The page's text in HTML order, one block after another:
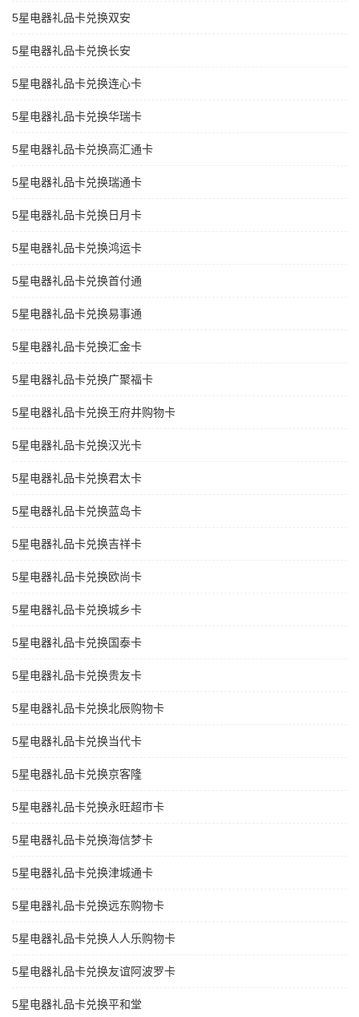
5星电器礼品卡兑换双安
5星电器礼品卡兑换长安
5星电器礼品卡兑换连心卡
5星电器礼品卡兑换华瑞卡
5星电器礼品卡兑换高汇通卡
5星电器礼品卡兑换瑞通卡
5星电器礼品卡兑换日月卡
5星电器礼品卡兑换鸿运卡
5星电器礼品卡兑换首付通
5星电器礼品卡兑换易事通
5星电器礼品卡兑换汇金卡
5星电器礼品卡兑换广聚福卡
5星电器礼品卡兑换王府井购物卡
5星电器礼品卡兑换汉光卡
5星电器礼品卡兑换君太卡
5星电器礼品卡兑换蓝岛卡
5星电器礼品卡兑换吉祥卡
5星电器礼品卡兑换欧尚卡
5星电器礼品卡兑换城乡卡
5星电器礼品卡兑换国泰卡
5星电器礼品卡兑换贵友卡
5星电器礼品卡兑换北辰购物卡
5星电器礼品卡兑换当代卡
5星电器礼品卡兑换京客隆
5星电器礼品卡兑换永旺超市卡
5星电器礼品卡兑换海信梦卡
5星电器礼品卡兑换津城通卡
5星电器礼品卡兑换远东购物卡
5星电器礼品卡兑换人人乐购物卡
5星电器礼品卡兑换友谊阿波罗卡
5星电器礼品卡兑换平和堂